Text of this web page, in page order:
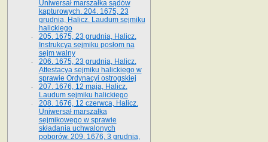
Uniwersał marszałka sądów
kapturowych. 204. 1675, 23
grudnia, Halicz. Laudum sejmiku
halickiego
205. 1675, 23 grudnia, Halicz.
Instrukcya sejmiku posłom na
sejm walny
206. 1675, 23 grudnia, Halicz.
Attestacya sejmiku halickiego w
sprawie Ordynacyi ostrogskiej
207. 1676, 12 maja, Halicz.
Laudum sejmiku halickiego
208. 1676, 12 czerwca, Halicz.
Uniwersał marszałka
sejmikowego w sprawie
składania uchwalonych
poborów. 209. 1676, 3 grudnia,